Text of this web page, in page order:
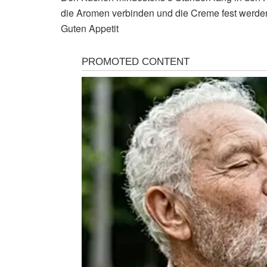
die Aromen verbinden und die Creme fest
Guten Appetit